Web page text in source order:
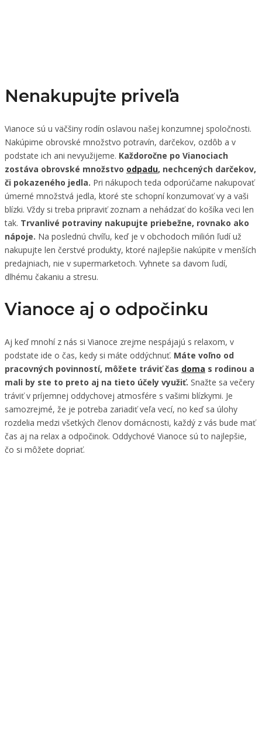
Nenakupujte priveľa
Vianoce sú u väčšiny rodín oslavou našej konzumnej spoločnosti.
Nakúpime obrovské množstvo potravín, darčekov, ozdôb a v
podstate ich ani nevyužijeme. Každoročne po Vianociach
zostáva obrovské množstvo odpadu, nechcených darčekov,
či pokazeného jedla. Pri nákupoch teda odporúčame nakupovať
úmerné množstvá jedla, ktoré ste schopní konzumovať vy a vaši
blízki. Vždy si treba pripraviť zoznam a nehádzať do košíka veci len
tak. Trvanlivé potraviny nakupujte priebežne, rovnako ako
nápoje. Na poslednú chvíľu, keď je v obchodoch milión ľudí už
nakupujte len čerstvé produkty, ktoré najlepšie nakúpite v menších
predajniach, nie v supermarketoch. Vyhnete sa davom ľudí,
dlhému čakaniu a stresu.
Vianoce aj o odpočinku
Aj keď mnohí z nás si Vianoce zrejme nespájajú s relaxom, v
podstate ide o čas, kedy si máte oddýchnuť. Máte voľno od
pracovných povinností, môžete tráviť čas doma s rodinou a
mali by ste to preto aj na tieto účely využiť. Snažte sa večery
tráviť v príjemnej oddychovej atmosfére s vašimi blízkymi. Je
samozrejmé, že je potreba zariadiť veľa vecí, no keď sa úlohy
rozdelia medzi všetkých členov domácnosti, každý z vás bude mať
čas aj na relax a odpočinok. Oddychové Vianoce sú to najlepšie,
čo si môžete dopriať.